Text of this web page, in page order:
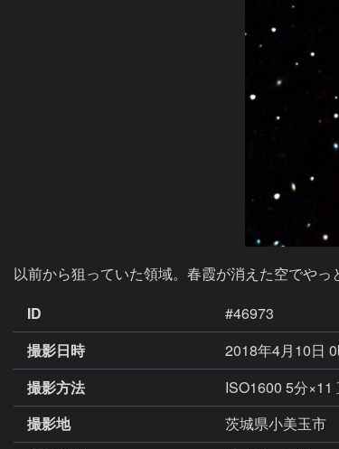
以前から狙っていた領域。春霞が消えた空でやっ
ID
#46973
撮影日時
2018年4月10日
撮影方法
ISO1600 5分×11
撮影地
茨城県小美玉市